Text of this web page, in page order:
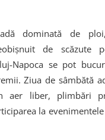
dominată de
de scăzute
Napoca se pot
Ziua de sâmbătă
aer liber, plimbări
la